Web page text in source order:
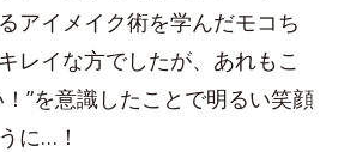
アイメイク術を学んだモコち
レイな方でしたが、あれもこ
”を意識したことで明るい笑顔
に…！